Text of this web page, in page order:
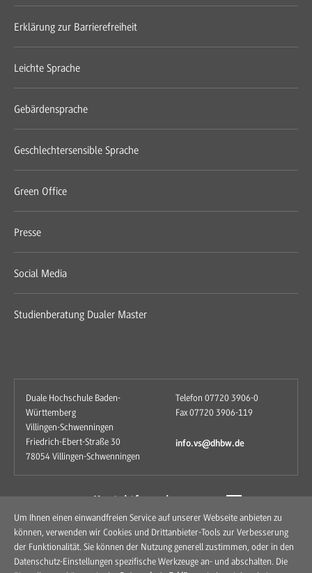
Erklärung zur Barrierefreiheit
Leichte Sprache
Gebärdensprache
Geschlechtersensible Sprache
Green Office
Presse
Social Media
Studienberatung Dualer Master
Duale Hochschule Baden-
Württemberg
Villingen-Schwenningen
Friedrich-Ebert-Straße 30
78054 Villingen-Schwenningen
Telefon 07720 3906-0
Fax 07720 3906-119
info.vs@dhbw.de
zum Kontaktformular
Um Ihnen einen einwandfreien Service auf unserer Webseite anbieten zu
können, verwenden wir Cookies und Drittanbieter-Tools zur Verbesserung
der Funktionalität. Sie können der Nutzung generell zustimmen, oder in den
Datenschutz-Einstellungen spezifische Werkzeuge an- und abschalten. Die